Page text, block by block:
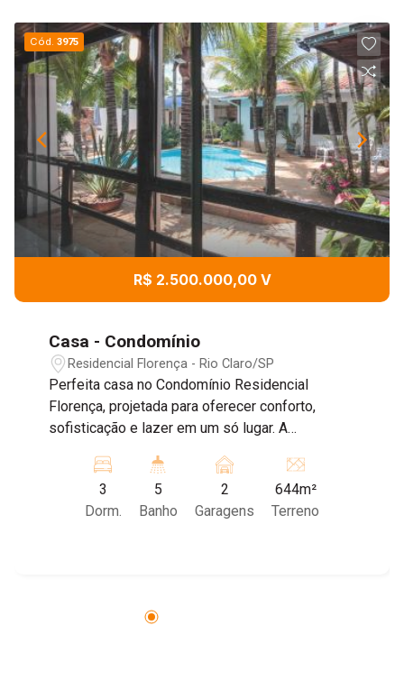
Cód.3975
R$ 2.500.000,00 V
Casa - Condomínio
Residencial Florença - Rio Claro/SP
Perfeita casa no Condomínio Residencial
Florença, projetada para oferecer conforto,
sofisticação e lazer em um só lugar. A
americana espaçosa para 2 carros, além de uma
área de lazer completa com espaço gourmet,
sauna a lenha, piscina com aquecimento solar e
momentos de relaxamento. A entrada da casa é
3
Dorm.
5
Banho
2
Garagens
644m²
Terreno